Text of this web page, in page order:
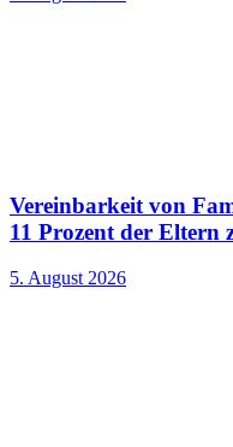
Vereinbarkeit von
11 Prozent der Eltern
5. August 2026